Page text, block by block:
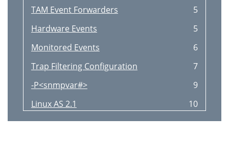
TAM Event Forwarders
5
Hardware Events
5
Monitored Events
6
Trap Filtering Configuration
7
-P<snmpvar#>
9
Linux AS 2.1
10
Configuration
10